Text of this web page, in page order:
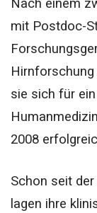
Nach einem
mit Postdoc-
Hirnforschung
sie sich für
2008
Schon seit
lagen ihre